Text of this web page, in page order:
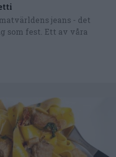
jeans - det
som fest. Ett av våra